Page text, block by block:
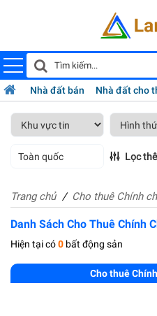
Nhà đất bán Nhà đất cho
Toàn quốc Lọc
Trang chủ Cho thuê Chính
Danh Sách Cho Thuê Chính
Hiện tại có0 bất động sản
Cho thuê